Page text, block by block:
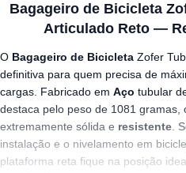
Bagageiro de Bicicleta
Articulado Reto —
O Bagageiro de Bicicleta Zofer
definitiva para quem precisa de
cargas. Fabricado em Aço tubular
destaca pelo peso de 1081 gramas,
extremamente sólida e resistente .
instalação e o nivelamento em
plataforma reta fique na posição